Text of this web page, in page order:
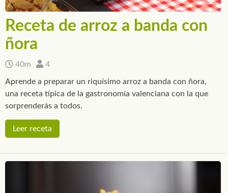
Receta de arroz a banda con
ñora
40m 4
Aprende a preparar un riquísimo arroz a banda con ñora,
una receta típica de la gastronomía valenciana con la que
sorprenderás a todos.
Leer receta